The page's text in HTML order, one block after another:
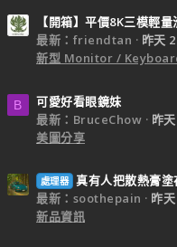
【開箱】平價8K三模輕
最新：friendtan
昨天
新型 Monitor /
B
可愛好看眼鏡妹
最新：BruceChow
昨
美圖分享
處理器 真有人把散熱膏塗
最新：soothepain
昨
新品資訊